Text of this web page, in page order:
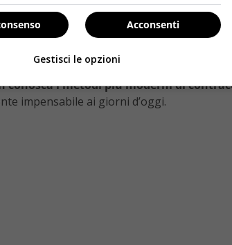
COLORE
sessualmente trasmissibiliè
le
gravidanze indesiderate
: il
a ritenere inesistente l’eventualità
conosca i metodi più moderni di
impensabile ai giorni d’oggi.
Acconsenti
Gestisci le opzioni